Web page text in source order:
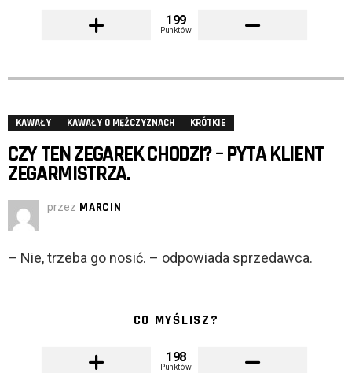
199
Punktów
KAWAŁY KAWAŁY O MĘŻCZYZNACH KRÓTKIE
CZY TEN ZEGAREK CHODZI? – PYTA KLIENT
ZEGARMISTRZA.
przez MARCIN
– Nie, trzeba go nosić. – odpowiada sprzedawca.
CO MYŚLISZ?
198
Punktów